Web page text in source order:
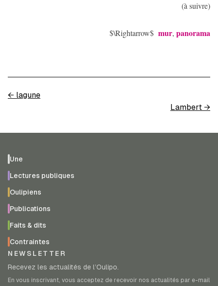
(à suivre)
$\Rightarrow$ mur, panorama
← lagune
Lambert →
Une
Lectures publiques
Oulipiens
Publications
Faits & dits
Contraintes
NEWSLETTER
Recevez les actualités de l’Oulipo.
En vous inscrivant, vous acceptez de recevoir nos actualités par e-mail